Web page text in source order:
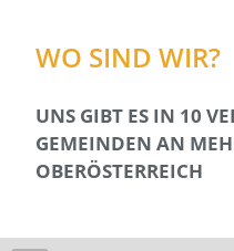
WO SIND WIR?
UNS GIBT ES IN 10
GEMEINDEN AN
OBERÖSTERREICH